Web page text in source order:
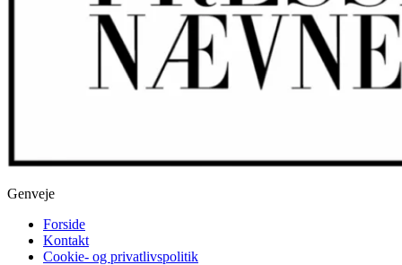
Genveje
Forside
Kontakt
Cookie- og privatlivspolitik